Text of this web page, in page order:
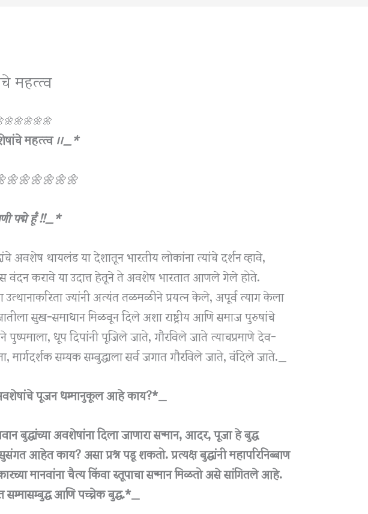
महत्त्व
महत्त्व।।_*
पद्मे हूँ !!_*
अवशेष थायलंड या देशातून भारतीय लोकांना त्यांचे दर्शन व्हावे,
वंदन करावे या उदात्त हेतूने ते अवशेष भारतात आणले गेले होते.
उत्थानाकरिता ज्यांनी अत्यंत तळमळीने प्रयत्न केले, अपूर्व त्याग केला
सुख-समाधान मिळवून दिले अशा राष्ट्रीय आणि समाज पुरुषांचे
पुष्पमाला, धूप दिपांनी पूजिले जाते, गौरविले जाते त्याचप्रमाणे देव-
मार्गदर्शक सम्यक सम्बुद्धाला सर्व जगात गौरविले जाते, वंदिले जाते._
पूजन धम्मानुकूल आहे काय?*_
अवशेषांना दिला जाणारा सन्मान, आदर, पूजा हे बुद्ध
आहेत काय? असा प्रश्न पडू शकतो. प्रत्यक्ष बुद्धांनी महापरिनिब्बाण
मानवांना चैत्य किंवा स्तूपाचा सन्मान मिळतो असे सांगितले आहे.
आणि पच्चेक बुद्ध.*_